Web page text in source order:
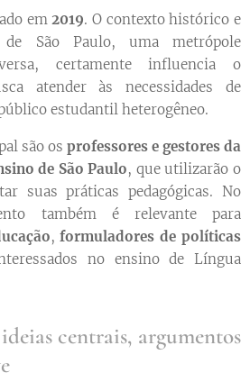
em2019. O contexto histórico e
São Paulo, uma metrópole
certamente influencia o
atender às necessidades de
estudantil heterogêneo.
são os professores e gestores da
de São Paulo, que utilizarão o
suas práticas pedagógicas. No
também é relevante para
,formuladores de políticas
no ensino de Língua
centrais, argumentos